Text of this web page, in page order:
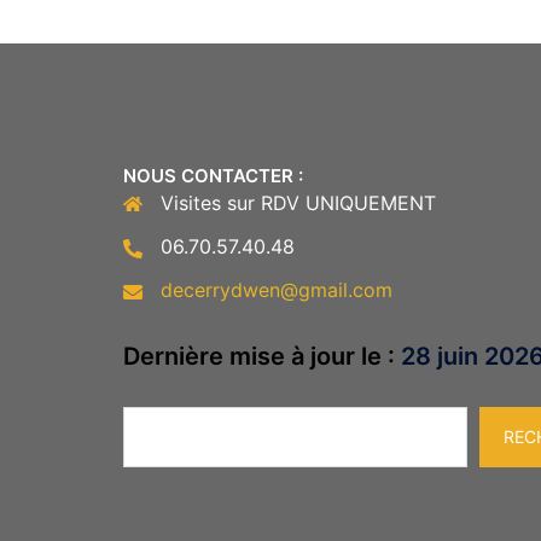
NOUS CONTACTER :
Visites sur RDV UNIQUEMENT
06.70.57.40.48
decerrydwen@gmail.com
Dernière mise à jour le : 28 juin